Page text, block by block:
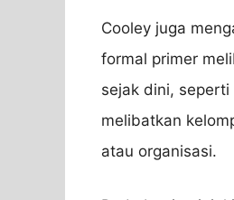
Cooley juga
formal primer
sejak dini,
melibatkan
atau organisasi.